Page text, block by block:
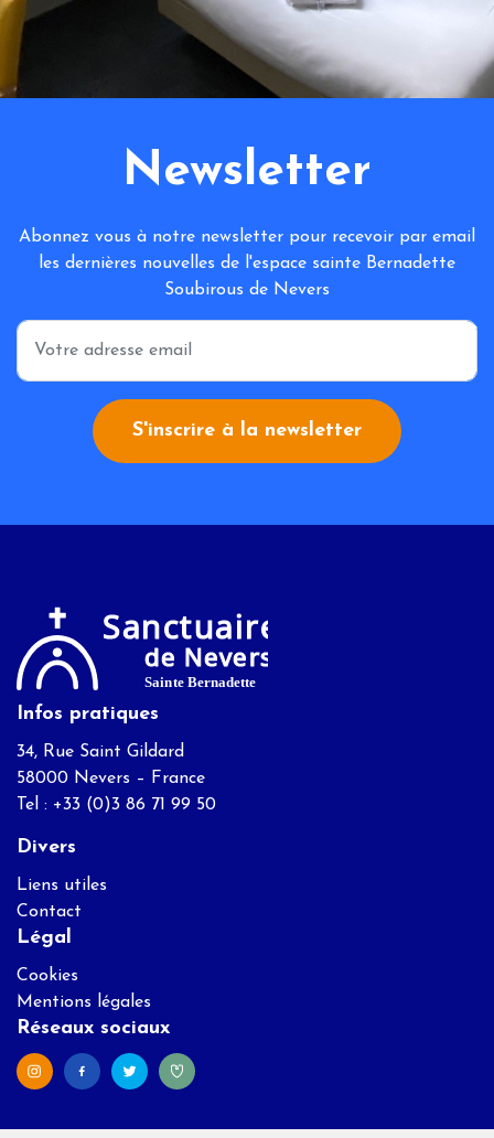
Newsletter
Abonnez vous à notre newsletter pour recevoir par email
les dernières nouvelles de l'espace sainte Bernadette
Soubirous de Nevers
*
S'inscrire à la newsletter
Infos pratiques
34, Rue Saint Gildard
58000 Nevers – France
Tel : +33 (0)3 86 71 99 50
Divers
Liens utiles
Contact
Légal
Cookies
Mentions légales
Réseaux sociaux